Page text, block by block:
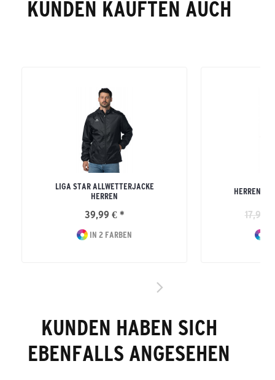
KUNDEN KAUFTEN AUCH
LIGA STAR ALLWETTERJACKE
HERREN
39,99 € *
IN 2 FARBEN
HERREN
17,99
KUNDEN HABEN SICH
EBENFALLS ANGESEHEN